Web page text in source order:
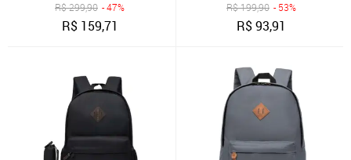
R$299,90 - 47%
R$ 159,71
R$199,90 - 53%
R$93,91